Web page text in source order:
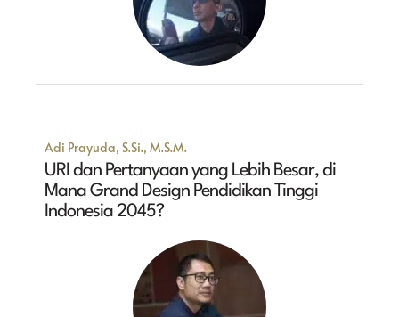
Adi Prayuda, S.Si., M.S.M.
URI dan Pertanyaan yang Lebih Besar, di
Mana Grand Design Pendidikan Tinggi
Indonesia 2045?